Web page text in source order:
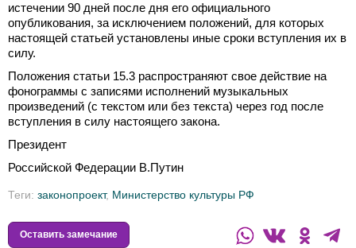
истечении 90 дней после дня его официального
опубликования, за исключением положений, для которых
настоящей статьей установлены иные сроки вступления их в
силу.
Положения статьи 15.3 распространяют свое действие на
фонограммы с записями исполнений музыкальных
произведений (с текстом или без текста) через год после
вступления в силу настоящего закона.
Президент
Российской Федерации В.Путин
Теги: законопроект, Министерство культуры РФ
Оставить замечание